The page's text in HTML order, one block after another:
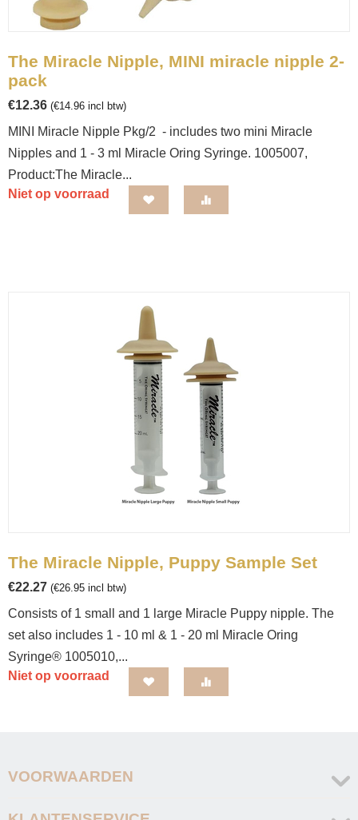
The Miracle Nipple, MINI miracle nipple 2-
pack
€12.36 (€14.96 incl btw)
MINI Miracle Nipple Pkg/2 - includes two mini Miracle
Nipples and 1 - 3 ml Miracle Oring Syringe. 1005007,
Product:The Miracle...
Niet op voorraad
The Miracle Nipple, Puppy Sample Set
€22.27 (€26.95 incl btw)
Consists of 1 small and 1 large Miracle Puppy nipple. The
set also includes 1 - 10 ml & 1 - 20 ml Miracle Oring
Syringe® 1005010,...
Niet op voorraad
VOORWAARDEN